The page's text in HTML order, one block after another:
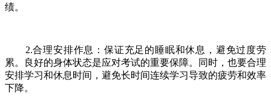
绩。
2.合理安排作息：保证充足的睡眠和休息，避免过度劳
累。良好的身体状态是应对考试的重要保障。同时，也要合理
安排学习和休息时间，避免长时间连续学习导致的疲劳和效率
下降。